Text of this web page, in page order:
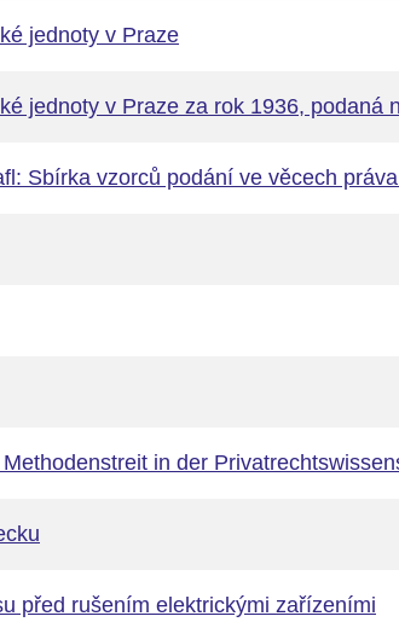
jednoty v Praze
jednoty v Praze za rok 1936, podaná
Sbírka vzorců podání ve věcech
in der
před rušením elektrickými zařízeními